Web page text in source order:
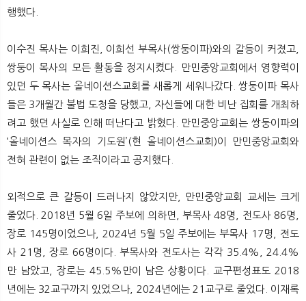
행했다.
이수진 목사는 이희진, 이희선 부목사(쌍둥이파)와의 갈등이 커졌고,
쌍둥이 목사의 모든 활동을 정지시켰다. 만민중앙교회에서 영향력이
있던 두 목사는 올네이션스교회를 새롭게 세워나갔다. 쌍둥이파 목사
들은 3개월간 불법 도청을 당했고, 자신들에 대한 비난 집회를 개최하
려고 했던 사실로 인해 떠난다고 밝혔다. 만민중앙교회는 쌍둥이파의
‘올네이션스 목자의 기도원’(현 올네이션스교회)이 만민중앙교회와
전혀 관련이 없는 조직이라고 공지했다.
외적으로 큰 갈등이 드러나지 않았지만, 만민중앙교회 교세는 크게
줄었다. 2018년 5월 6일 주보에 의하면, 부목사 48명, 전도사 86명,
장로 145명이었으나, 2024년 5월 5일 주보에는 부목사 17명, 전도
사 21명, 장로 66명이다. 부목사와 전도사는 각각 35.4%, 24.4%
만 남았고, 장로는 45.5%만이 남은 상황이다. 교구편성표도 2018
년에는 32교구까지 있었으나, 2024년에는 21교구로 줄었다. 이재록